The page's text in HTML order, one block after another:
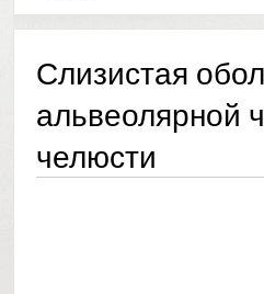
Слизистая
альвеолярной
челюсти